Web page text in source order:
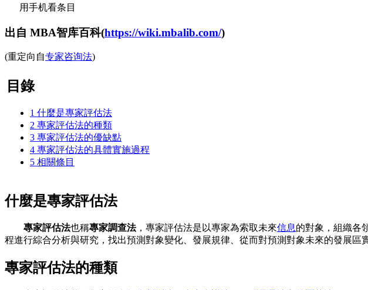
用手机看条目
出自 MBA智库百科(https://wiki.mbalib.com/)
(重定向自专家咨询法)
目錄
1 什麼是專家評估法
2 專家評估法的種類
3 專家評估法的優缺點
4 專家評估法的具體實施過程
5 相關條目
什麼是專家評估法
專家評估法也稱專家調查法，專家評估法是以專家為索取未來信息的對象，組織各
程進行綜合分析與研究，找出預測對象變化、發展規律、從而對預測對象未來的發展區
專家評估法的種類